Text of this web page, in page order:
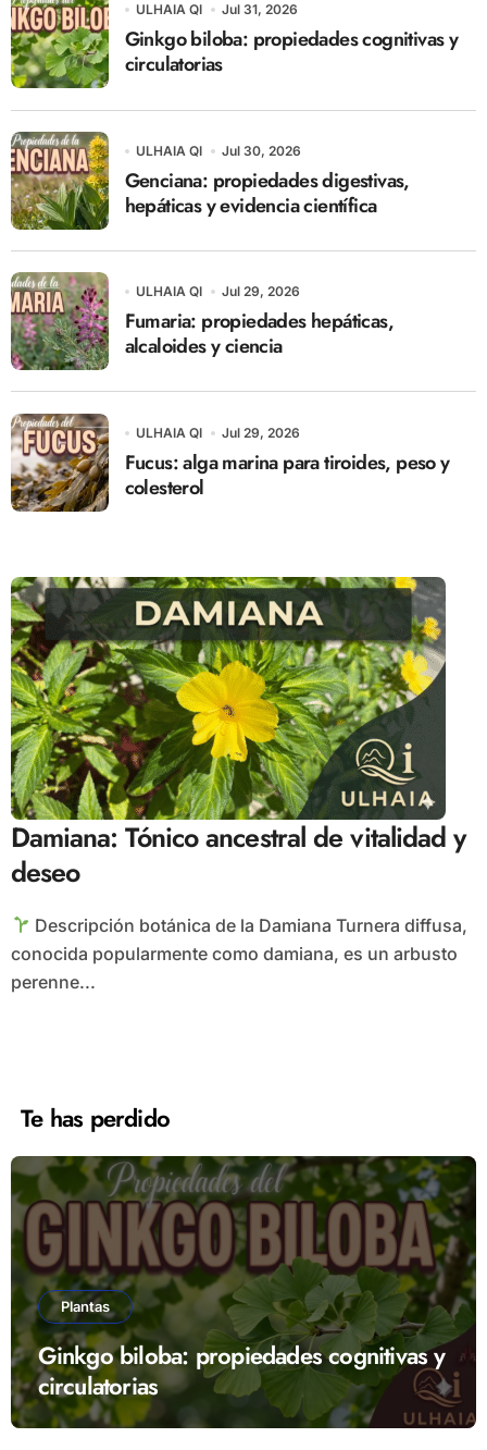
ULHAIA QI Jul 31, 2026
Ginkgo biloba: propiedades cognitivas y
circulatorias
ULHAIA QI Jul 30, 2026
Genciana: propiedades digestivas,
hepáticas y evidencia científica
ULHAIA QI Jul 29, 2026
Fumaria: propiedades hepáticas,
alcaloides y ciencia
ULHAIA QI Jul 29, 2026
Fucus: alga marina para tiroides, peso y
colesterol
Damiana: Tónico ancestral de vitalidad y
deseo
Descripción botánica de la Damiana Turnera diffusa,
conocida popularmente como damiana, es un arbusto
perenne...
Te has perdido
Plantas
Ginkgo biloba: propiedades cognitivas y
circulatorias